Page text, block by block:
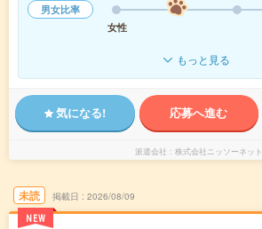
男女比率
女性
もっと見る
気になる! 応募へ進む
派遣会社 株式会社ニッソーネット
未読
NEW
掲載日 2026/08/09